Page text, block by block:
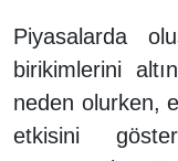
Piyasalarda
birikimlerini
neden olurken,
etkisini